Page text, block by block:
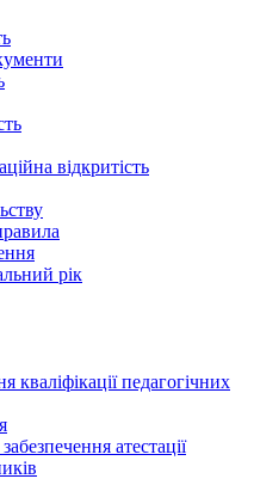
відкритість
рік
кваліфікації педагогічних
атестації